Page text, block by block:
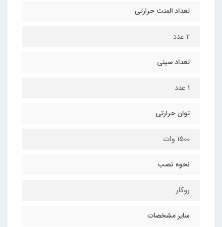
تعداد المنت حرارتی
2 عدد
تعداد سینی
1 عدد
توان حرارتی
1500 وات
نحوه نصب
روکار
سایر مشخصات